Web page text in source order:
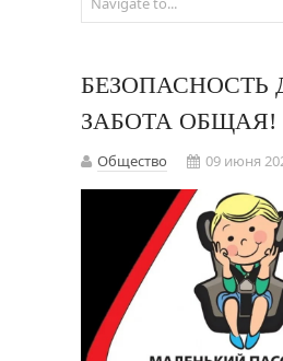
БЕЗОПАСНОСТЬ
ЗАБОТА ОБЩАЯ!
Общество 09 июня